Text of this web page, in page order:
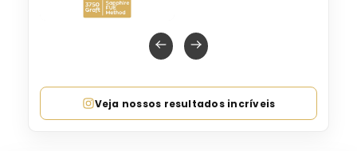
Veja nossos resultados incríveis